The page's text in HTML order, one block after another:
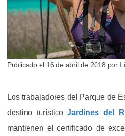
Publicado el 16 de abril de 2018 por
Los trabajadores del Parque de
destino turísticoJardines del
mantienen el certificado de